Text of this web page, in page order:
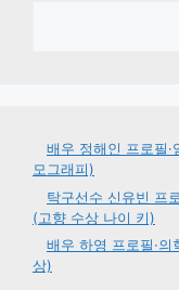
배우 정해인 프로필
모그래피)
탁구선수 신유빈 프
(고향 수상 나이 키)
배우 하영 프로필·
상)